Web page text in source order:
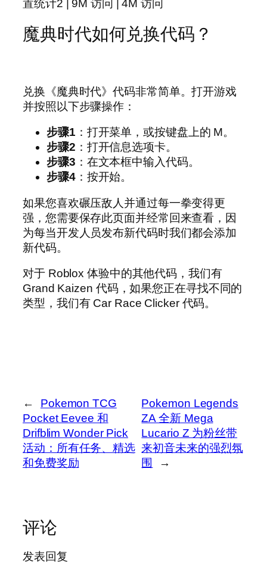
置统计2 | 9M 访问 | 4M 访问
魔典时代如何兑换代码？
兑换《魔典时代》代码非常简单。打开游戏
并按照以下步骤操作：
步骤1 ：打开菜单，或按键盘上的 M。
步骤2 ：打开信息选项卡。
步骤3 ：在文本框中输入代码。
步骤4：按开始。
如果您喜欢碾压敌人并通过每一拳变得更
强，您需要保存此页面并经常回来查看，因
为每当开发人员发布新代码时我们都会添加
新代码。
对于 Roblox 体验中的其他代码，我们有
Grand Kaizen 代码，如果您正在寻找不同的
类型，我们有 Car Race Clicker 代码。
←
Pokemon TCG
Pocket Eevee 和
Drifblim Wonder Pick
活动：所有任务、精选
和免费奖励
Pokemon Legends
ZA 全新 Mega
Lucario Z 为粉丝带
来初音未来的强烈氛
围
→
评论
发表回复